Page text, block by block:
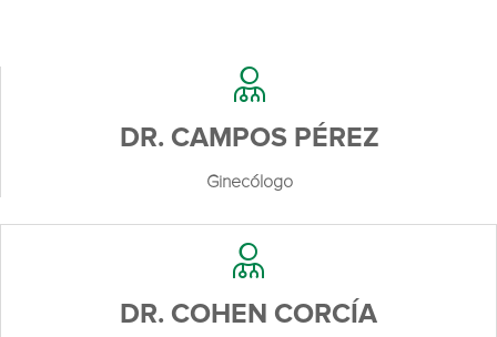
DR. CAMPOS PÉREZ
Ginecólogo
DR. COHEN CORCÍA